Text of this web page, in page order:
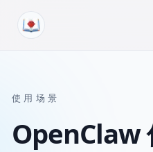
使用场景
OpenClaw